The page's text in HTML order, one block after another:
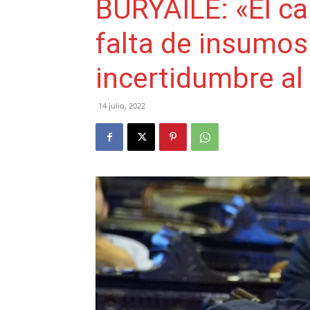
BURYAILE: «El
falta de
incertidumbre al
14 julio, 2022